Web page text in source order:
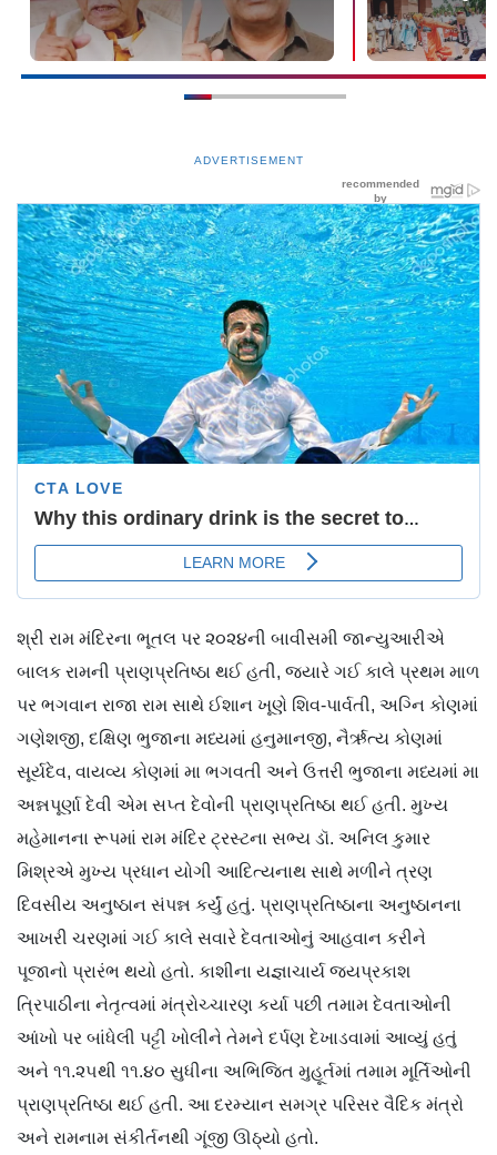
ADVERTISEMENT
શ્રી રામ મ‌ંદિરના ભૂતલ પર ૨૦૨૪ની બાવીસમી જાન્યુઆરીએ
બાલક રામની પ્રાણપ્રતિષ્ઠા થઈ હતી, જ્યારે ગઈ કાલે પ્રથમ માળ
પર ભગવાન રાજા રામ સાથે ઈશાન ખૂણે શિવ-પાર્વતી, અગ્નિ કોણમાં
ગણેશજી, દક્ષિણ ભુજાના મધ્યમાં હનુમાનજી, નૈર્ઋત્ય કોણમાં
સૂર્યદેવ, વાયવ્ય કોણમાં મા ભગવતી અને ઉત્તરી ભુજાના મધ્યમાં મા
અન્નપૂર્ણા દેવી એમ સપ્ત દેવોની પ્રાણપ્રતિષ્ઠા થઈ હતી. મુખ્ય
મહેમાનના રૂપમાં રામ મંદિર ટ્રસ્ટના સભ્ય ડૉ. અનિલ કુમાર
મિશ્રએ મુખ્ય પ્રધાન યોગી આદિત્યનાથ સાથે મળીને ત્રણ
દિવસીય અનુષ્ઠાન સંપન્ન કર્યું હતું. પ્રાણપ્રતિષ્ઠાના અનુષ્ઠાનના
આખરી ચરણમાં ગઈ કાલે સવારે દેવતાઓનું આહવાન કરીને
પૂજાનો પ્રારંભ થયો હતો. કાશીના યજ્ઞાચાર્ય જયપ્રકાશ
ત્રિપાઠીના નેતૃત્વમાં મંત્રોચ્ચારણ કર્યા પછી તમામ દેવતાઓની
આંખો પર બાંધેલી પટ્ટી ખોલીને તેમને દર્પણ દેખાડવામાં આવ્યું હતું
અને ૧૧.૨૫થી ૧૧.૪૦ સુધીના અભિજિત મુહૂર્તમાં તમામ મૂર્તિઓની
પ્રાણપ્રતિષ્ઠા થઈ હતી. આ દરમ્યાન સમગ્ર પરિસર વૈદિક મંત્રો
અને રામનામ સંકીર્તનથી ગૂંજી ઊઠ્યો હતો.